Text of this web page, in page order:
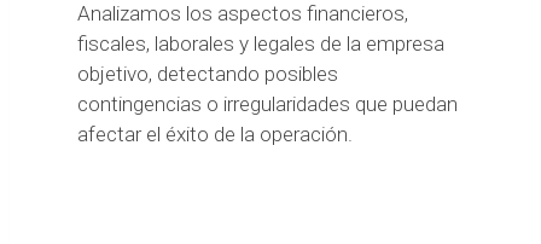
Analizamos los aspectos financieros,
fiscales, laborales y legales de la empresa
objetivo, detectando posibles
contingencias o irregularidades que puedan
afectar el éxito de la operación.